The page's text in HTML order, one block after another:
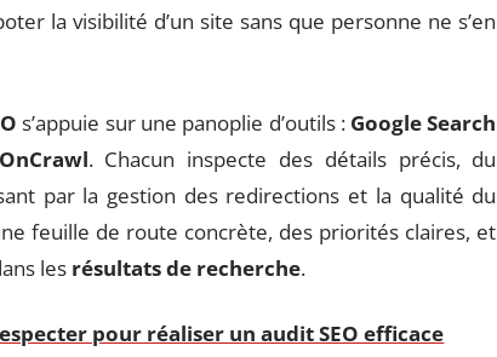
la visibilité d’un site sans que personne ne s’en
s’appuie sur une panoplie d’outils : Google Search
OnCrawl. Chacun inspecte des détails précis, du
par la gestion des redirections et la qualité du
feuille de route concrète, des priorités claires, et
les résultats de recherche.
pour réaliser un audit SEO efficace